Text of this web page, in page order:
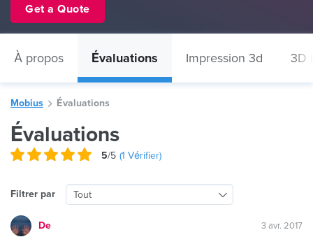
Get a Quote
À propos Évaluations Impression 3d 3D
Mobius Évaluations
Évaluations
5/5 (1 Vérifier)
Filtrer par Tout
De 3 avr. 2017